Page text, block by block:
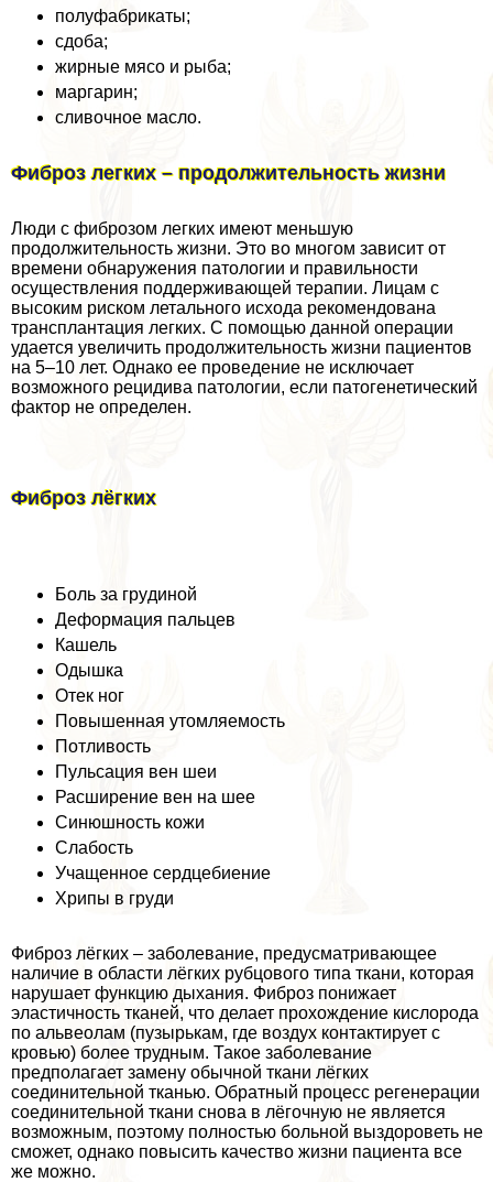
полуфабрикаты;
сдоба;
жирные мясо и рыба;
маргарин;
сливочное масло.
Фиброз легких – продолжительность жизни
Люди с фиброзом легких имеют меньшую
продолжительность жизни. Это во многом зависит от
времени обнаружения патологии и правильности
осуществления поддерживающей терапии. Лицам с
высоким риском летального исхода рекомендована
трaнcплантация легких. С помощью данной операции
удается увеличить продолжительность жизни пациентов
на 5–10 лет. Однако ее проведение не исключает
возможного рецидива патологии, если патогенетический
фактор не определен.
Фиброз лёгких
Боль за гpyдиной
Деформация пальцев
Кашель
Одышка
Отек ног
Повышенная утомляемость
Потливость
Пульсация вен шеи
Расширение вен на шее
Синюшность кожи
Слабость
Учащенное сердцебиение
Хрипы в гpyди
Фиброз лёгких – заболевание, предусматривающее
наличие в области лёгких рубцового типа ткани, которая
нарушает функцию дыхания. Фиброз понижает
эластичность тканей, что делает прохождение кислорода
по альвеолам (пузырькам, где воздух контактирует с
кровью) более трудным. Такое заболевание
предполагает замену обычной ткани лёгких
соединительной тканью. Обратный процесс регенерации
соединительной ткани снова в лёгочную не является
возможным, поэтому полностью больной выздороветь не
сможет, однако повысить качество жизни пациента все
же можно.